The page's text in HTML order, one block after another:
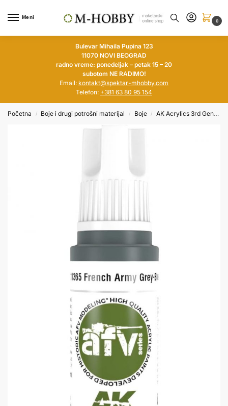
Meni
0
Bulevar Mihaila Pupina 123
11070 NOVI BEOGRAD
radno vreme: ponedeljak – petak 15 – 20
subotom NE RADIMO!
Email: kontakt@spektar-mhobby.com
Telefon: +381 63 80 95 154
Početna / Boje i drugi potrošni materijal / Boje / AK Acrylics 3rd Generation